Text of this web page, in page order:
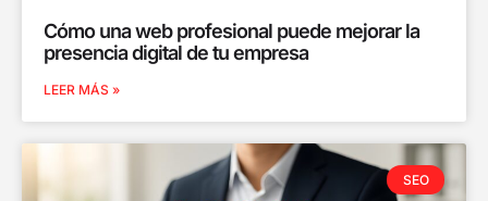
Cómo una web profesional puede mejorar la
presencia digital de tu empresa
LEER MÁS »
SEO